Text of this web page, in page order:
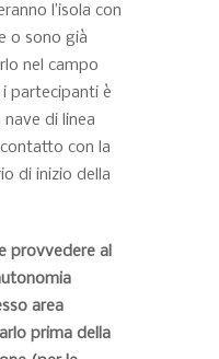
l’isola con
o sono già
nel campo
partecipanti è
nave di linea
con la
di inizio della
provvedere al
area
prima della